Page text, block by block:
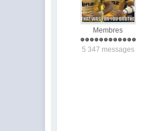
Membres
5 347 messages